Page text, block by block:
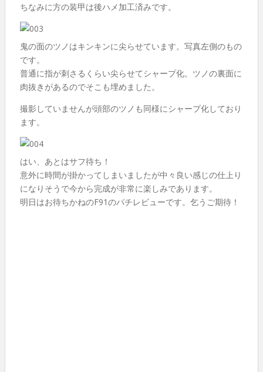
ちなみに方の装甲は後ハメ加工済みです。
鬼の面のツノはキンキンに尖らせています。写真左側のもの
です。
普通に指が刺さるくらい尖らせてシャープ化。ツノの裏面に
肉抜きがあるのでそこも埋めました。
撮影していませんが頭部のツノも同様にシャープ化しており
ます。
はい、あとはサフ待ち！
意外に時間が掛かってしまいましたが中々良い感じの仕上り
になりそうで今から完成が非常に楽しみであります。
明日はお待ちかねのF91のパチレビューです。乞うご期待！